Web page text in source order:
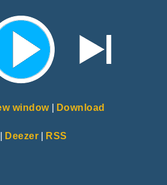
window| Download
| Deezer | RSS